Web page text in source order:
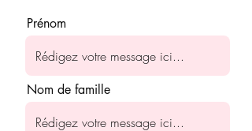
Prénom
Nom de famille